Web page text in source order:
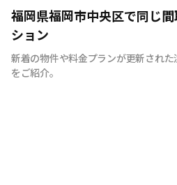
私たちは福岡の街が大好きです
福岡の魅力。 滞在中の宿泊費を
より魅力ある福岡を大いに満喫
それが私たちの想いです。
福岡県福岡市中央区で同じ
ション
新着の物件や料金プランが更新され
をご紹介。